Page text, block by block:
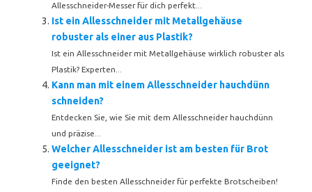
Allesschneider-Messer für dich perfekt...
Ist ein Allesschneider mit Metallgehäuse
robuster als einer aus Plastik?
Ist ein Allesschneider mit Metallgehäuse wirklich robuster als
Plastik? Experten...
Kann man mit einem Allesschneider hauchdünn
schneiden?
Entdecken Sie, wie Sie mit dem Allesschneider hauchdünn
und präzise...
Welcher Allesschneider ist am besten für Brot
geeignet?
Finde den besten Allesschneider für perfekte Brotscheiben!